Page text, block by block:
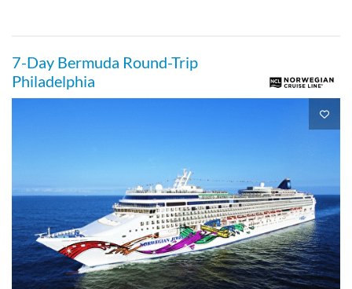
Deck 09
Suite
7-Day Bermuda Round-Trip
Philadelphia